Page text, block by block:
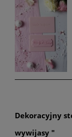
Dekoracyjny
wywijasy "